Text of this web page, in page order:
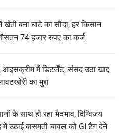
खेती बना घाटे का सौदा, हर किसान
74 हजार रुपए का कर्ज
आइसक्रीम में डिटर्जेंट, संसद उठा खाद्द
का मुद्दा
के साथ हो रहा भेदभाव, दिग्विजय
उठाई बासमती चावल को GI टैग देने